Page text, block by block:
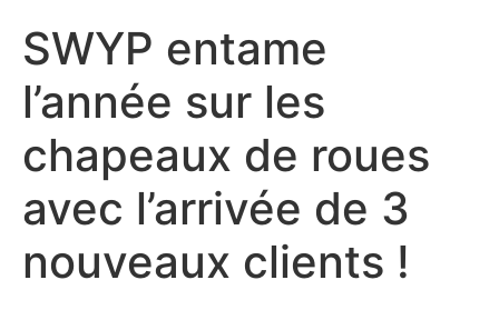
SWYP entame
l’année sur les
chapeaux de roues
avec l’arrivée de 3
nouveaux clients !